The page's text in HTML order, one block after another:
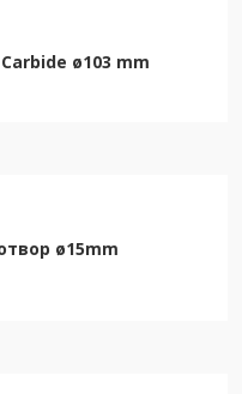
ø103 mm
ø15mm